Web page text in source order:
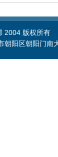
2004 版权所有
朝阳区朝阳门